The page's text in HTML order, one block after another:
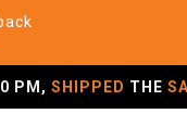
PM, SHIPPED THE